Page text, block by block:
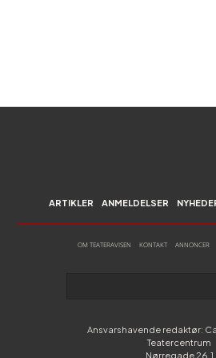
ARTIKLER ANMELDELSER
OM TEATERAVISEN KONTAKT ANNONCER
Ansvarshavende redaktør:
Teatercentrum
Nørregade 26,1